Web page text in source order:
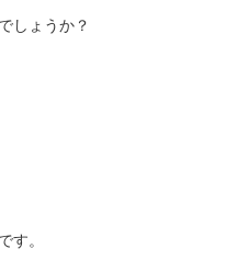
しょうか？
す。